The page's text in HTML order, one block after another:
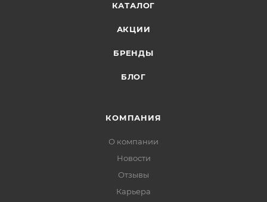
КАТАЛОГ
АКЦИИ
БРЕНДЫ
БЛОГ
КОМПАНИЯ
О компании
Новости
Отзывы
Карьера